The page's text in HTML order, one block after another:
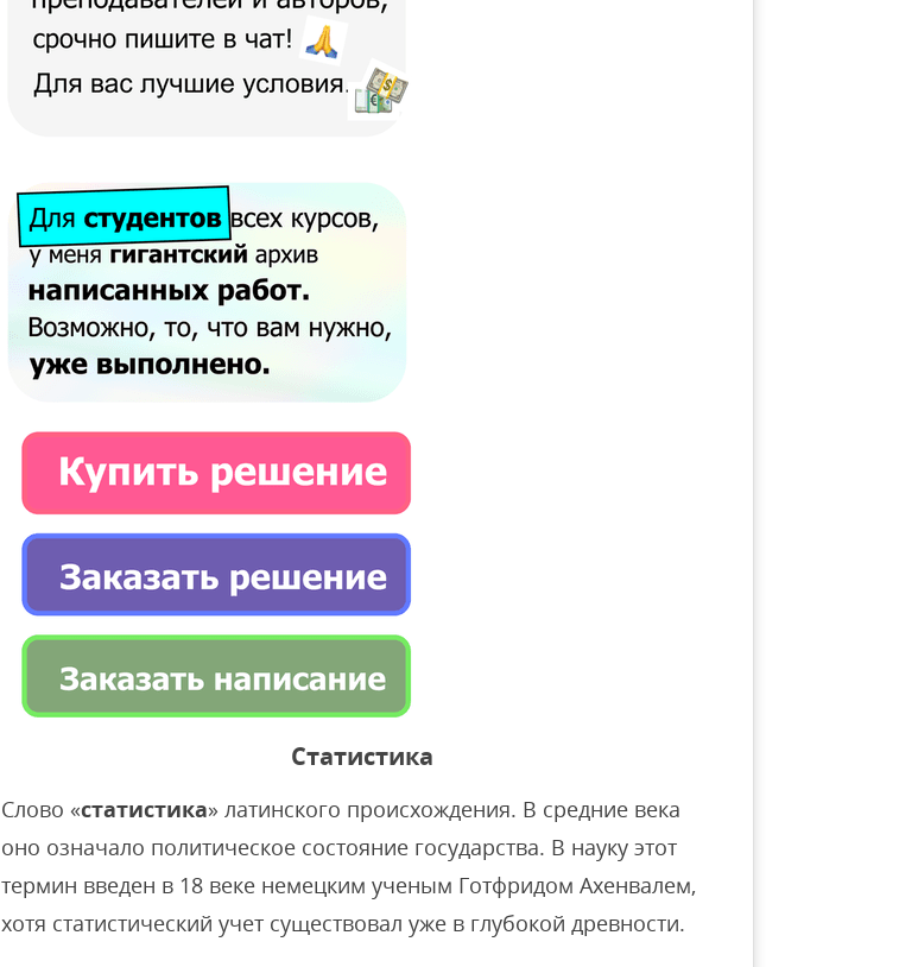
Статистика
Cлово «статистика» латинского происхождения. В средние века
оно означало политическое состояние государства. В науку этот
термин введен в 18 веке немецким ученым Готфридом Ахенвалем,
хотя статистический учет существовал уже в глубокой древности.